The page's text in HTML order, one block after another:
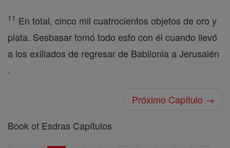
11 En total, cinco mil cuatrocientos objetos de oro y
plata. Sesbasar tomó todo esto con él cuando llevó
a los exiliados de regresar de Babilonia a Jerusalén
.
Próximo Capítulo →
Book of Esdras Capítulos